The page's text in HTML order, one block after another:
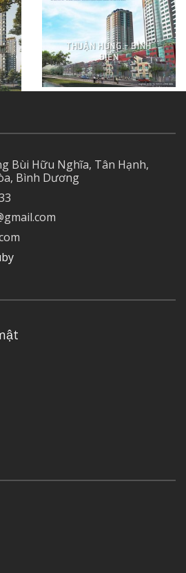
THUẬN HƯNG – BÌNH
ĐIỀN
Bùi Hữu Nghĩa, Tân Hạnh,
Bình Dương